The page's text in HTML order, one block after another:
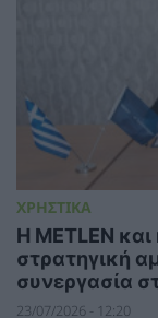
ΧΡΗΣΤΙΚΑ
Η METLEN και
στρατηγική
συνεργασία
23/07/2026 - 12:20